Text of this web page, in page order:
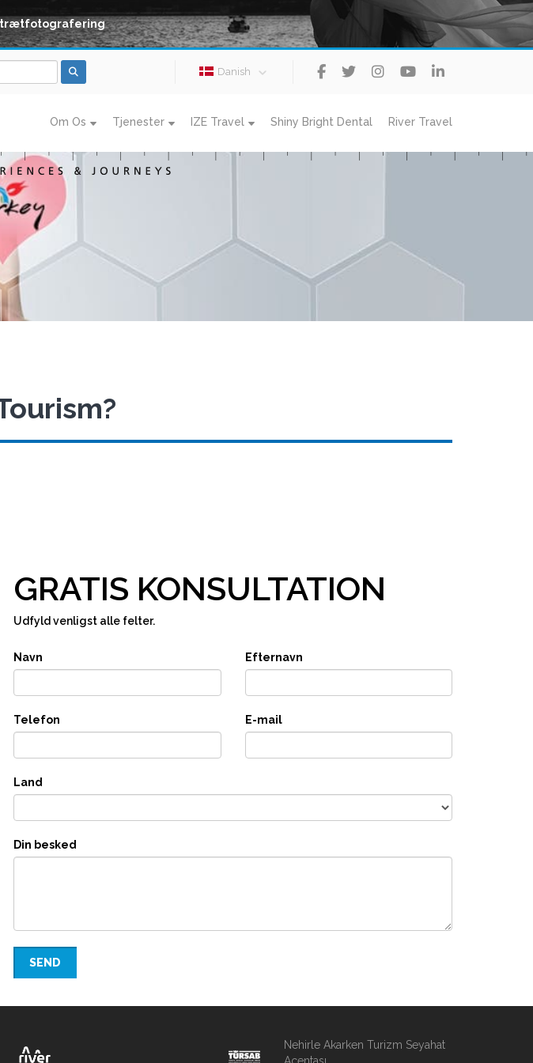
Danish
Om Os Tjenester IZE Travel Shiny Bright Dental River Travel
GRATIS KONSULTATION
Udfyld venligst alle felter.
Navn Efternavn
Telefon E-mail
Land
Din besked
SEND
Nehirle Akarken Turizm Seyahat